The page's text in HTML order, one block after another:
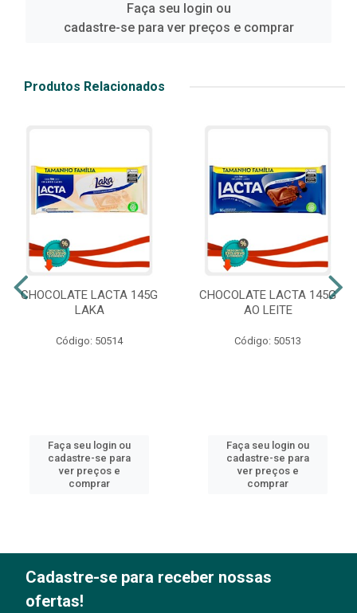
Faça seu login ou
cadastre-se para ver preços e comprar
Produtos Relacionados
CHOCOLATE LACTA 145G
LAKA
Código: 50514
Faça seu login ou
cadastre-se para
ver preços e
comprar
CHOCOLATE LACTA 145G
AO LEITE
Código: 50513
Faça seu login ou
cadastre-se para
ver preços e
comprar
Cadastre-se para receber nossas
ofertas!